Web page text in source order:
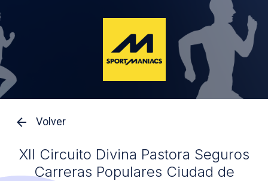
Volver
XII Circuito Divina Pastora Seguros
Carreras Populares Ciudad de